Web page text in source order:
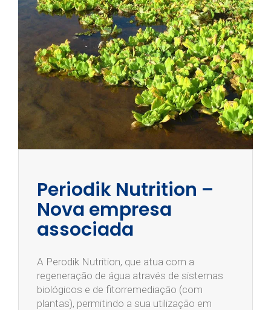
Periodik Nutrition –
Nova empresa
associada
A Perodik Nutrition, que atua com a
regeneração de água através de sistemas
biológicos e de fitorremediação (com
plantas), permitindo a sua utilização em